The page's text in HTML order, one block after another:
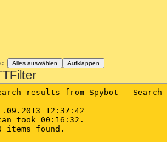
Alles auswählen Aufklappen
results from Spybot - Search
12:37:42
took 00:16:32.
items found.